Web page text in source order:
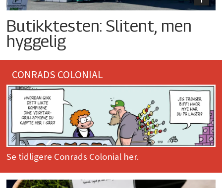
Butikktesten: Slitent, men
hyggelig
CONRADS COLONIAL
Se tidligere Conrads Colonial her.